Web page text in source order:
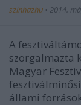
szinhazhu • 2014.
A
szorgalmazta
Magyar
állami